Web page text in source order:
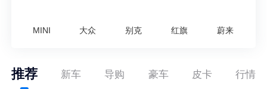
MINI 大众 别克 红旗 蔚来
推荐 新车 导购 豪车 皮卡 行情